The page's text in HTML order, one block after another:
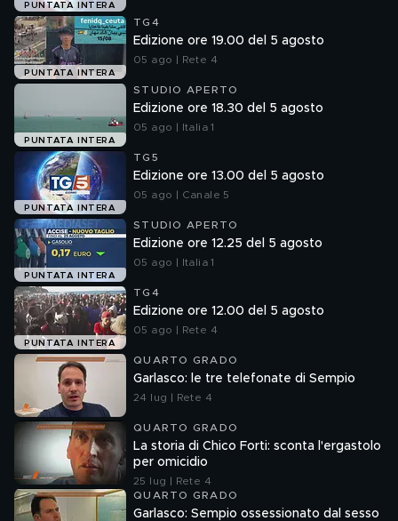
PUNTATA INTERA
PUNTATA INTERA
TG4
Edizione ore 19.00 del 5 agosto
05 ago | Rete 4
PUNTATA INTERA
STUDIO APERTO
Edizione ore 18.30 del 5 agosto
05 ago | Italia 1
PUNTATA INTERA
TG5
Edizione ore 13.00 del 5 agosto
05 ago | Canale 5
PUNTATA INTERA
STUDIO APERTO
Edizione ore 12.25 del 5 agosto
05 ago | Italia 1
PUNTATA INTERA
TG4
Edizione ore 12.00 del 5 agosto
05 ago | Rete 4
QUARTO GRADO
Garlasco: le tre telefonate di Sempio
24 lug | Rete 4
QUARTO GRADO
La storia di Chico Forti: sconta l'ergastolo
per omicidio
25 lug | Rete 4
QUARTO GRADO
Garlasco: Sempio ossessionato dal sesso